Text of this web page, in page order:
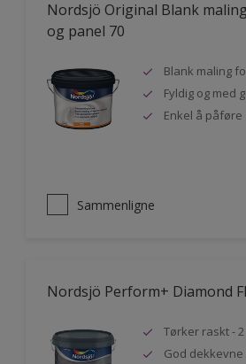
Nordsjö Original Blank
og panel 70
Blank maling
Fyldig og med
Enkel å påføre
Sammenligne
Nordsjö Perform+ Diamond
Tørker raskt -
God dekkevne